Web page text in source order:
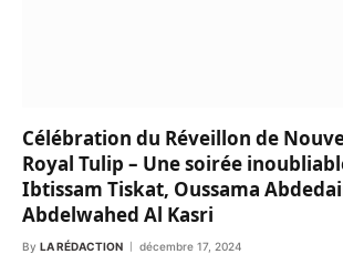
Célébration du Réveillon de
Royal Tulip – Une soirée
Ibtissam Tiskat, Oussama
Abdelwahed Al Kasri
By LA RÉDACTION décembre 17, 2024